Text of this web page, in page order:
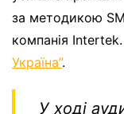
за методикою
компанія
Україна”.
У ході